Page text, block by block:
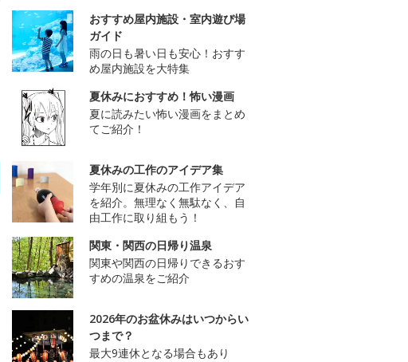
おすすめ屋内施設・室内遊び場
ガイド
雨の日も暑い日も安心！おすす
め屋内施設を大特集
夏休みにおすすめ！怖い漫画
夏に読みたい怖い漫画をまとめ
てご紹介！
夏休みの工作のアイデア集
学年別に夏休みの工作アイデア
を紹介。無理なく無駄なく、自
由工作に取り組もう！
関東・関西の日帰り温泉
関東や関西の日帰りできるおす
すめの温泉をご紹介
2026年のお盆休みはいつからい
つまで？
最大9連休となる場合もあり